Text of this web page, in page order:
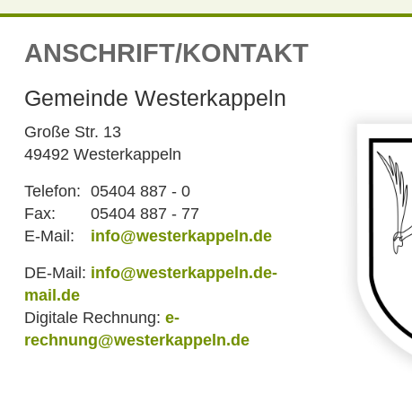
ANSCHRIFT/KONTAKT
Gemeinde Westerkappeln
Große Str. 13
49492 Westerkappeln
Telefon: 05404 887 - 0
Fax:
05404 887 - 77
E-Mail:
info@westerkappeln.de
DE-Mail: info@westerkappeln.de-
mail.de
Digitale Rechnung: e-
rechnung@westerkappeln.de